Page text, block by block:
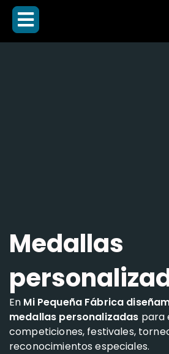
Medallas
En Mi Pequeña Fábrica
medallas personalizadas para
competiciones, festivales,
reconocimientos especiales.